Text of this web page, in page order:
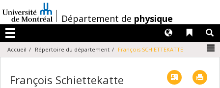
au
contenu
/Département de physique
Menu
Liens
Langues
Accueil Répertoire du département François SCHIETTEKATTE
François Schiettekatte Vcard